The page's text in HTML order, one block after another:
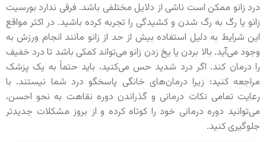
درد زانو ممکن است ناشی از دلایل مختلفی باشد. فرقی ندارد بورسیت
زانو یا رگ به رگ شدن و کشیدگی را تجربه کرده باشید. در اکثر مواقع
این شرایط به دلیل استفاده بیش از حد از زانو مانند انجام ورزش به
وجود می‌آید. بالا بردن یا یخ زدن زانو می‌تواند کمکی باشد تا درد خفیف
را درمان کند. اگر درد شدید حس می‌کنید، باید حتماً به یک پزشک
مراجعه کنید؛ زیرا درمان‌های خانگی پاسخگو درد شما نیستند. با
رعایت تمامی نکات درمانی و گذراندن دوره نقاهت به نحو احسن،
می‌توانید دوره درمانی خود را کوتاه کرده و از بروز مشکلات جدیدتر
جلوگیری کنید.